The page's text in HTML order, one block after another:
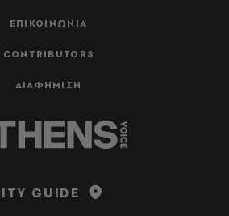
ΕΠΙΚΟΙΝΩΝΙΑ
CONTRIBUTORS
ΔΙΑΦΗΜΙΣΗ
GUIDE